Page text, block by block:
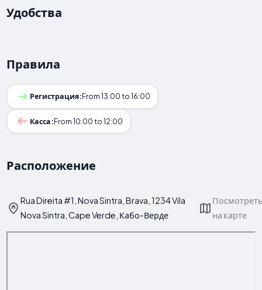
Удобства
Правила
Регистрация:From 13:00 to 16:00
Касса:From 10:00 to 12:00
Расположение
Rua Direita #1, Nova Sintra, Brava, 1234 Vila
Nova Sintra, Cape Verde, Кабо-Верде
на карте